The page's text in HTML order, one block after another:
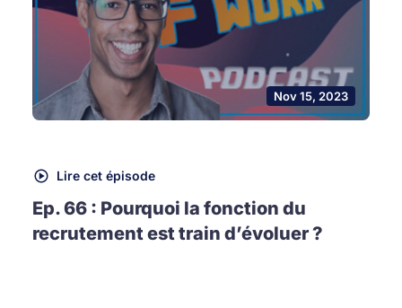
Nov 15, 2023
Lire cet épisode
Ep. 66 : Pourquoi la fonction du
recrutement est train d’évoluer ?